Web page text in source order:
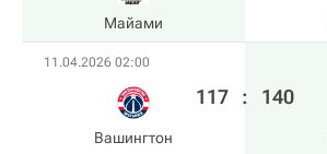
Майами
11.04.2026 02:00
Вашингтон
117 : 140